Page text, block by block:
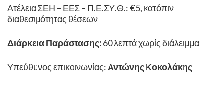
Ατέλεια ΣΕΗ – ΕΕΣ – Π.Ε.ΣΥ.Θ.: €5, κατόπιν
διαθεσιμότητας θέσεων
Διάρκεια Παράστασης:60 λεπτά χωρίς διάλειμμα
Υπεύθυνος επικοινωνίας:Αντώνης Κοκολάκης